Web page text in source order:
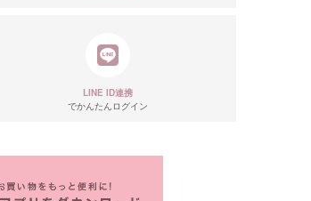
LINE ID連携
でかんたんログイン